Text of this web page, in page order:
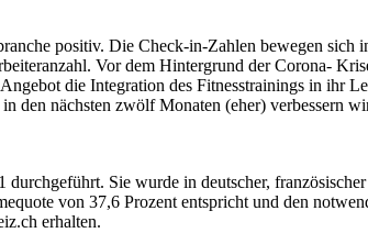
positiv. Die Check-in-Zahlen bewegen
Vor dem Hintergrund der Corona-
die Integration des Fitnesstrainings in ihr
den nächsten zwölf Monaten (eher) verbessern
Sie wurde in deutscher,
von 37,6 Prozent entspricht und den
erhalten.